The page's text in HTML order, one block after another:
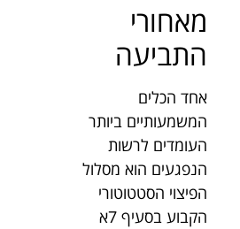
מאחורי
התביעה
אחד הכלים
המשמעותיים ביותר
העומדים לרשות
הנפגעים הוא מסלול
הפיצוי הסטטוטורי
הקבוע בסעיף 7א